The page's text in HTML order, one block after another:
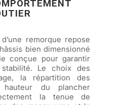
remorque repose
bien dimensionné
conçue pour garantir
Le choix des
la répartition des
du plancher
la tenue de